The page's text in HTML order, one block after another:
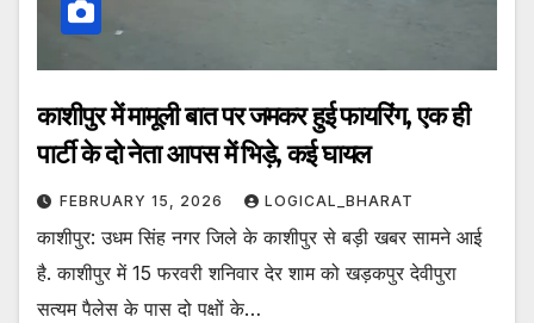
काशीपुर में मामूली बात पर जमकर हुई फायरिंग, एक ही
पार्टी के दो नेता आपस में भिड़े, कई घायल
FEBRUARY 15, 2026 LOGICAL_BHARAT
काशीपुर: उधम सिंह नगर जिले के काशीपुर से बड़ी खबर सामने आई
है. काशीपुर में 15 फरवरी शनिवार देर शाम को खड़कपुर देवीपुरा
सत्यम पैलेस के पास दो पक्षों के…